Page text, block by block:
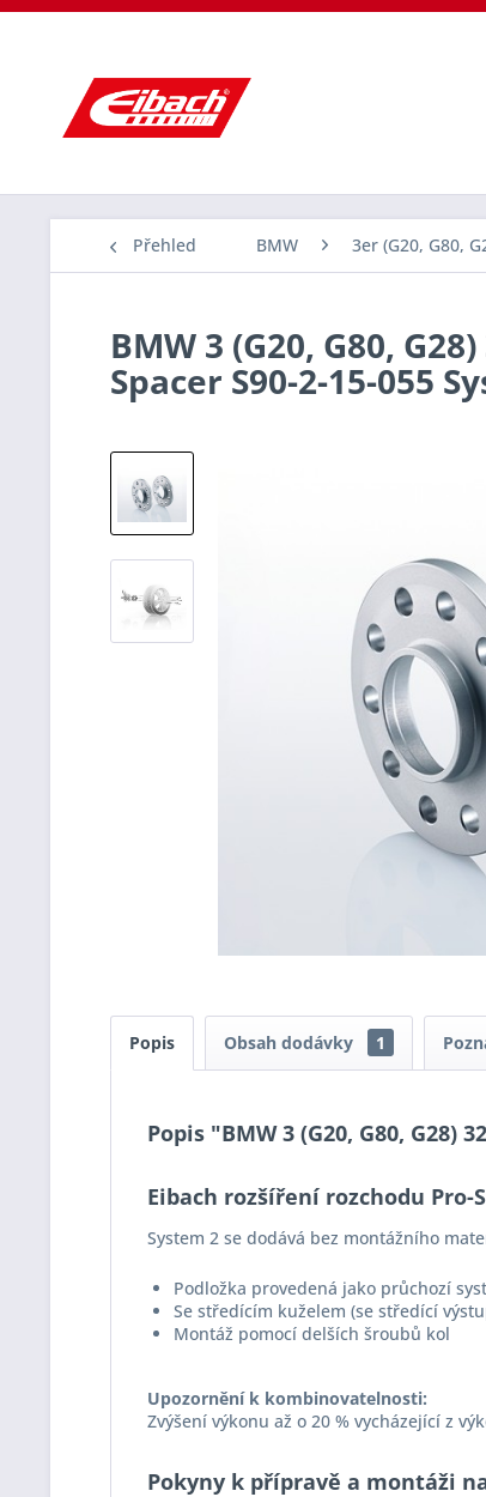
Přehled BMW 3er (G20, G80,
BMW 3 (G20, G80,
Spacer S90-2-15-055
Popis Obsah dodávky 1
Popis "BMW 3 (G20, G80, G28)
Eibach rozšíření rozchodu Pro-
System 2 se dodává bez montážního
Podložka provedená jako průchozí
Se středícím kuželem (se středící
Montáž pomocí delších šroubů kol
Upozornění k kombinovatelnosti:
Zvýšení výkonu až o 20 % vycházející z
Pokyny k přípravě a montáži